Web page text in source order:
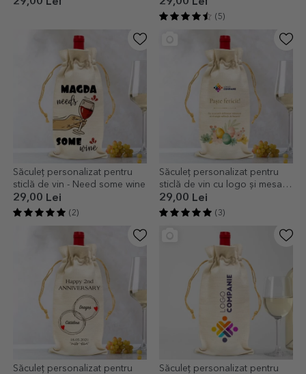
(5)
Săculeț personalizat pentru
sticlă de vin - Need some wine
29,00 Lei
(2)
Săculeț personalizat pentru
sticlă de vin cu logo și mesaj -
Paște Fericit!
29,00 Lei
(3)
Săculeț personalizat pentru
Săculeț personalizat pentru